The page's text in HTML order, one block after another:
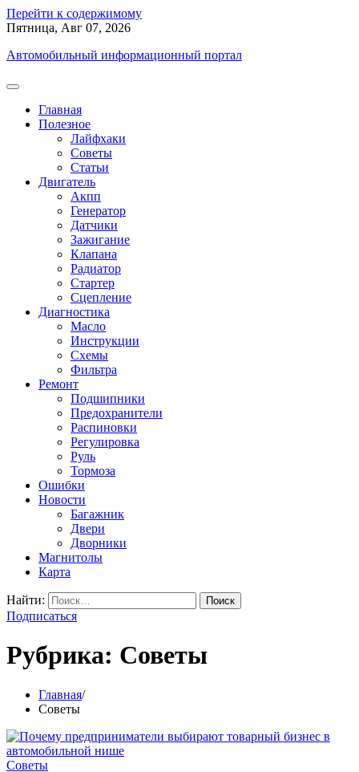
Перейти к содержимому
Пятница, Авг 07, 2026
Автомобильный информационный портал
Главная
Полезное
Лайфхаки
Советы
Статьи
Двигатель
Акпп
Генератор
Датчики
Зажигание
Клапана
Радиатор
Стартер
Сцепление
Диагностика
Масло
Инструкции
Схемы
Фильтра
Ремонт
Подшипники
Предохранители
Распиновки
Регулировка
Руль
Тормоза
Ошибки
Новости
Багажник
Двери
Дворники
Магнитолы
Карта
Найти:
Подписаться
Рубрика: Советы
Главная
Советы
Советы